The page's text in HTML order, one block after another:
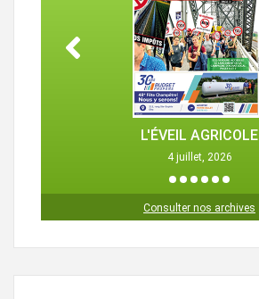
L'ÉVEIL AGRICOLE
4 juillet, 2026
1 2 3 4 5
Consulter nos archives